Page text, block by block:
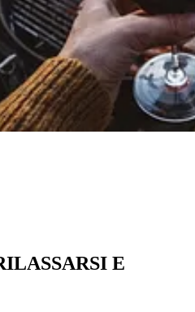
E